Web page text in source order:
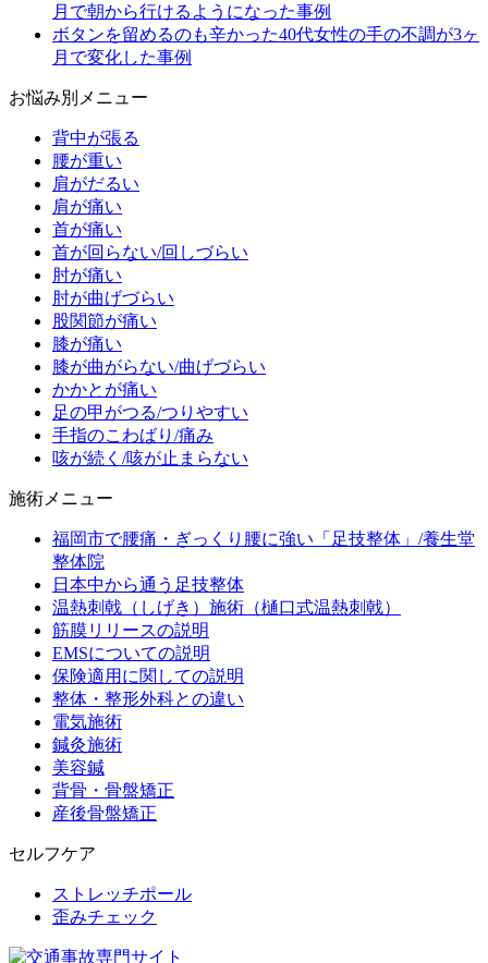
月で朝から行けるようになった事例
ボタンを留めるのも辛かった40代女性の手の不調が3ヶ
月で変化した事例
お悩み別メニュー
背中が張る
腰が重い
肩がだるい
肩が痛い
首が痛い
首が回らない/回しづらい
肘が痛い
肘が曲げづらい
股関節が痛い
膝が痛い
膝が曲がらない/曲げづらい
かかとが痛い
足の甲がつる/つりやすい
手指のこわばり/痛み
咳が続く/咳が止まらない
施術メニュー
福岡市で腰痛・ぎっくり腰に強い「足技整体」/養生堂
整体院
日本中から通う足技整体
温熱刺戟（しげき）施術（樋口式温熱刺戟）
筋膜リリースの説明
EMSについての説明
保険適用に関しての説明
整体・整形外科との違い
電気施術
鍼灸施術
美容鍼
背骨・骨盤矯正
産後骨盤矯正
セルフケア
ストレッチポール
歪みチェック